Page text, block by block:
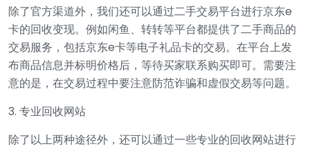
除了官方渠道外，我们还可以通过二手交易平台进行京东e
卡的回收变现。例如闲鱼、转转等平台都提供了二手商品的
交易服务，包括京东e卡等电子礼品卡的交易。在平台上发
布商品信息并标明价格后，等待买家联系购买即可。需要注
意的是，在交易过程中要注意防范诈骗和虚假交易等问题。
3. 专业回收网站
除了以上两种途径外，还可以通过一些专业的回收网站进行